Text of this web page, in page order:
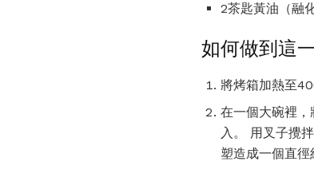
2茶匙黃油（融化
如何做到這
將烤箱加熱至
在一個大碗裡
入。 用叉子攪
塑造成一個直徑